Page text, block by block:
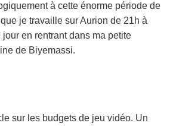
à cette énorme période de
je travaille sur Aurion de 21h à
en rentrant dans ma petite
de Biyemassi.
sur les budgets de jeu vidéo. Un